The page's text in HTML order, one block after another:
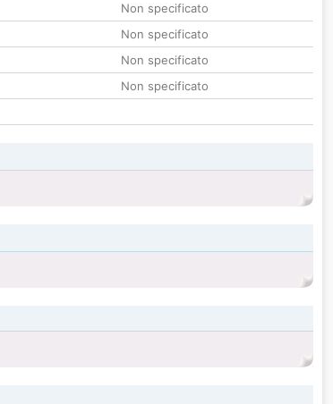
Non specificato
Non specificato
Non specificato
Non specificato